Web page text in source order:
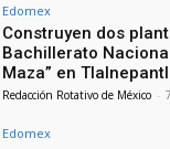
Edomex
Construyen dos
Bachillerato
Maza” en
Redacción Rotativo de México -
Edomex